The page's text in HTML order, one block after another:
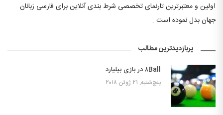
اولین و معتبرترین تارنمای تخصصی شرط بندی آنلاین برای فارسی زبانان
جهان بدل نموده است .
پربازدیدترین مطالب
۸Ball در بازی بیلیارد
پنج‌شنبه, ۲۱ ژوئن ۲۰۱۸